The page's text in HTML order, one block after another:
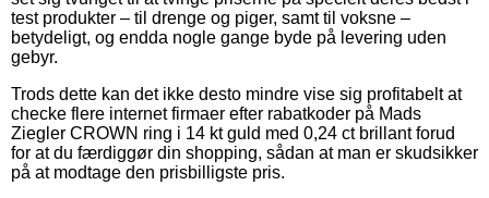
test produkter – til drenge og piger, samt til voksne –
betydeligt, og endda nogle gange byde på levering uden
gebyr.
Trods dette kan det ikke desto mindre vise sig profitabelt at
checke flere internet firmaer efter rabatkoder på Mads
Ziegler CROWN ring i 14 kt guld med 0,24 ct brillant forud
for at du færdiggør din shopping, sådan at man er skudsikker
på at modtage den prisbilligste pris.